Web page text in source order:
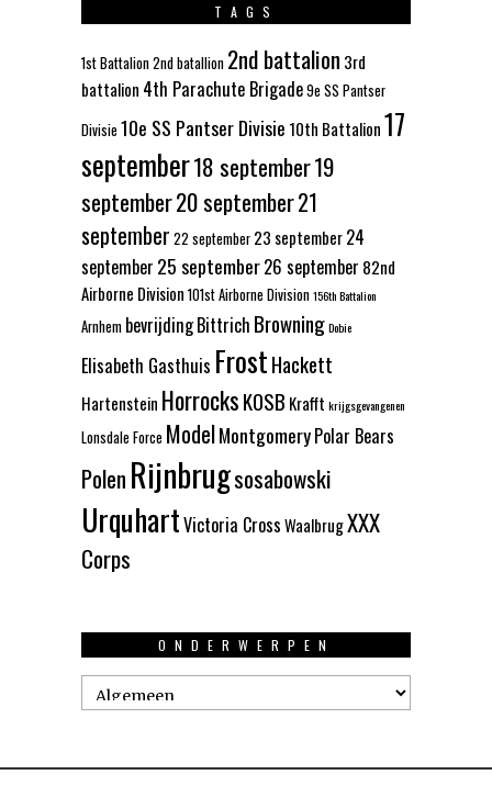
TAGS
1st Battalion2nd batallion 2nd battalion 3rd
battalion 4th Parachute Brigade9e SS Pantser
Divisie 10e SS Pantser Divisie 10th Battalion17
september18 september19
september20 september21
september 22 september 23 september24
september 25 september26 september 82nd
Airborne Division 101st Airborne Division156th Battalion
Arnhem bevrijdingBittrich BrowningDobie
Elisabeth Gasthuis FrostHackett
Hartenstein HorrocksKOSB Krafft krijgsgevangenen
Lonsdale Force ModelMontgomeryPolar Bears
PolenRijnbrugsosabowski
UrquhartVictoria CrossWaalbrugXXX
Corps
ONDERWERPEN
Onderwerpen